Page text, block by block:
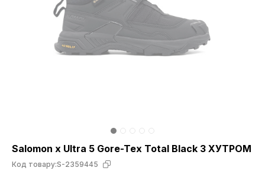
Salomon x Ultra 5 Gore-Tex Total Black З ХУТРОМ
Код товару:S-2359445